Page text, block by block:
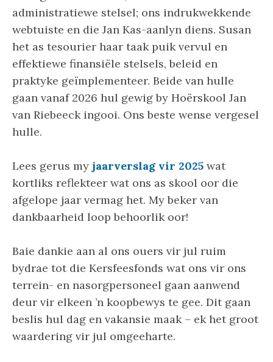
administratiewe stelsel; ons indrukwekkende
webtuiste en die Jan Kas-aanlyn diens. Susan
het as tesourier haar taak puik vervul en
effektiewe finansiële stelsels, beleid en
praktyke geïmplementeer. Beide van hulle
gaan vanaf 2026 hul gewig by Hoërskool Jan
van Riebeeck ingooi. Ons beste wense vergesel
hulle.
Lees gerus my jaarverslag vir 2025 wat
kortliks reflekteer wat ons as skool oor die
afgelope jaar vermag het. My beker van
dankbaarheid loop behoorlik oor!
Baie dankie aan al ons ouers vir jul ruim
bydrae tot die Kersfeesfonds wat ons vir ons
terrein- en nasorgpersoneel gaan aanwend
deur vir elkeen ’n koopbewys te gee. Dit gaan
beslis hul dag en vakansie maak – ek het groot
waardering vir jul omgeeharte.